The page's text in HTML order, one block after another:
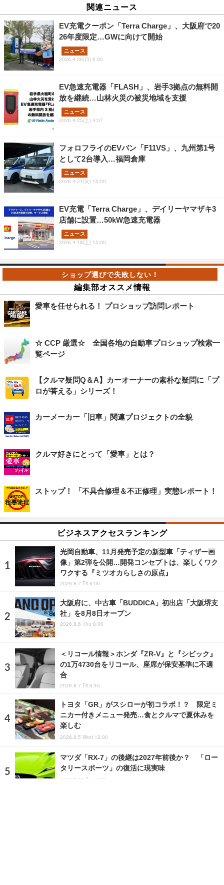
関連ニュース
EV充電クーポン「Terra Charge」、大阪府で20
26年度限定…GWに向けて開始
ニュース
2026.4.26(日) 6:00
EV急速充電器「FLASH」、岩手3拠点の無料開
放を継続…山林火災の被災地域を支援
ニュース
2026.4.25(土) 4:07
フォロフライのEVバン「F11VS」、九州第1号
として2台導入…福岡倉庫
ニュース
2026.4.21(火) 15:00
EV充電「Terra Charge」、デイリーヤマザキ3
店舗に設置…50kW急速充電器
ニュース
2026.4.18(土) 15:00
編集部オススメ情報
愛車を任せられる！ プロショップ訪問レポート
☆ CCP 厳選☆ 全国各地の自動車プロショップ検索一
覧ページ
【クルマ疑問Q＆A】カーオーナーの素朴な疑問に「プ
ロが答える」シリーズ！
カーメーカー「旧車」関連プロジェクトの全貌
クルマ好きにとって「愛車」とは？
ストップ！ 「不具合修理＆不正修理」実態レポート！
ビジネスアクセスランキング
光岡自動車、11月発売予定の新型車「ティザー画
像」第2弾を公開…開発コンセプトは、楽しくワク
ワクする『ミツオカらしさの原点』
2026.8.7 Fri 6:00
大阪府に、中古車「BUDDICA」初出店「大阪堺支
社」を8月8日オープン
2026.8.6 Thu 6:00
＜リコール情報＞ホンダ『ZR-V』と『シビック』
の1万4730台をリコール、座席が保安基準に不適
合
2026.8.7 Fri 5:45
トヨタ「GR」がスシローが初コラボ！？ 限定ミ
ニカー付きメニュー発売…食とクルマで夏休みを
楽しむ
2026.8.5 Wed 12:00
マツダ「RX-7」の後継は2027年前後か？ 「ロー
タリースポーツ」の復活に現実味
2026.7.25 Sat 4:55